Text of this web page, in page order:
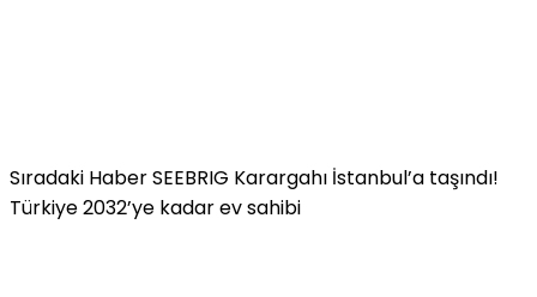
Sıradaki HaberSEEBRIG Karargahı İstanbul’a taşındı!
Türkiye 2032’ye kadar ev sahibi